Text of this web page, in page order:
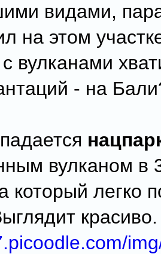
видами,
на этом
вулканами
- на
вулканом в
который легко
красиво.